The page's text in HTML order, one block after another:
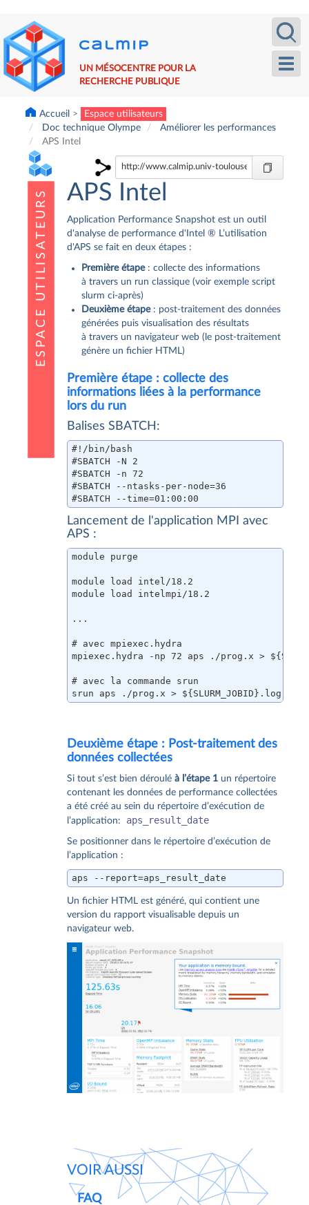
au
contenu
principal
UN MÉSOCENTRE POUR LA
RECHERCHE PUBLIQUE
Accueil
Espace utilisateurs
Doc technique Olympe
Améliorer les performances
APS Intel
APS Intel
Application Performance Snapshot est un outil
d'analyse de performance d'Intel ® L’utilisation
d'APS se fait en deux étapes :
Première étape: collecte des informations
à travers un run classique (voir exemple script
slurm ci-après)
Deuxième étape: post-traitement des données
générées puis visualisation des résultats
à travers un navigateur web (le post-traitement
génère un fichier HTML)
Première étape : collecte des
informations liées à la performance
lors du run
Balises SBATCH:
#!/bin/bash
#SBATCH -N 2
#SBATCH -n 72
#SBATCH --ntasks-per-node=36
#SBATCH --time=01:00:00
Lancement de l'application MPI avec
APS :
module purge
module load intel/18.2
module load intelmpi/18.2
...
# avec mpiexec.hydra
mpiexec.hydra -np 72 aps ./prog.x >
# avec la commande srun
srun aps ./prog.x > ${SLURM_JOBID}.log
Deuxième étape : Post-traitement des
données collectées
Si tout s’est bien dérouléà l’étape 1 un répertoire
contenant les données de performance collectées
a été créé au sein du répertoire d’exécution de
l’application:
aps_result_date
Se positionner dans le répertoire d’exécution de
l’application :
aps --report=aps_result_date
Un fichier HTML est généré, qui contient une
version du rapport visualisable depuis un
navigateur web.
VOIR AUSSI
FAQ